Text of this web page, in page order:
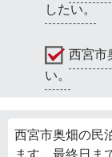
したい。
西宮市
い。
西宮市奥畑の民